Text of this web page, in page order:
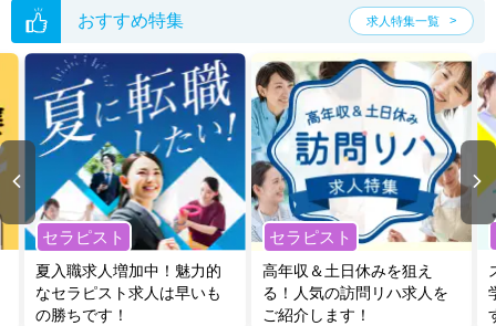
おすすめ特集 求人特集一覧
セラピスト
夏入職求人増加中！魅力的
なセラピスト求人は早いも
の勝ちです！
セラピスト
高年収＆土日休みを狙え
る！人気の訪問リハ求人を
ご紹介します！